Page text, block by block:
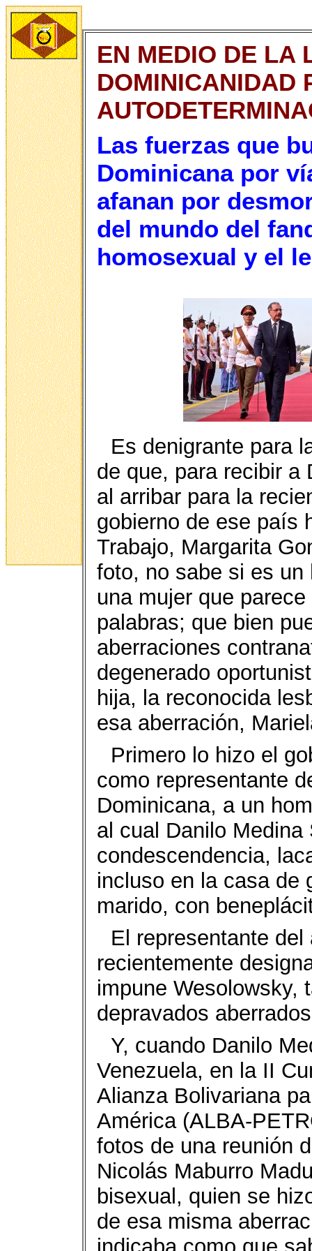
EN MEDIO DE LA
DOMINICANIDAD
Las fuerzas que
Dominicana por
afanan por
del mundo del
homosexual y el
Es denigrante para
de que, para recibir a
al arribar para la
gobierno de ese país
Trabajo, Margarita
foto, no sabe si es un
una mujer que
palabras; que bien
aberraciones
degenerado
hija, la reconocida
esa aberración,
Primero lo hizo el
como representante
Dominicana, a un
al cual Danilo
condescendencia,
incluso en la casa de
marido, con
El representante
recientemente
impune Wesolowsky,
depravados
Y, cuando Danilo
Venezuela, en la II
Alianza Bolivariana
América (ALBA-
fotos de una reunión
Nicolás Maburro
bisexual, quien se
de esa misma